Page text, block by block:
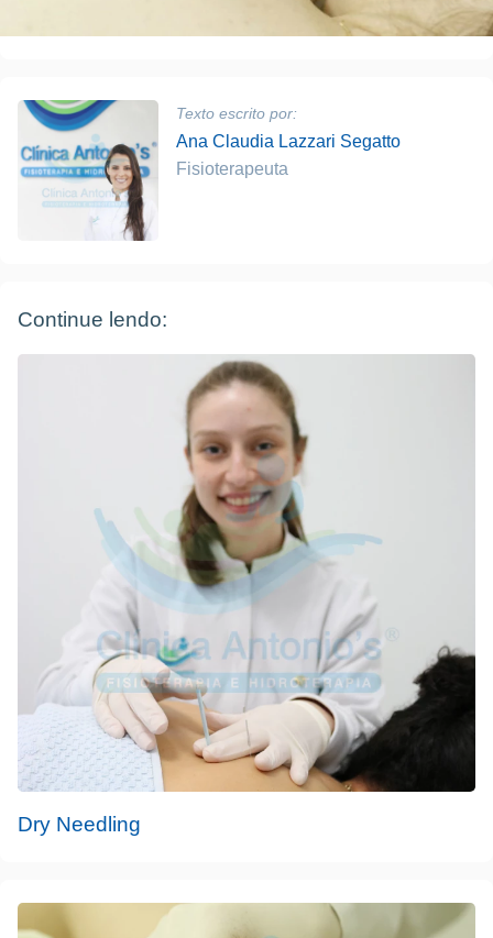
Texto escrito por:
Ana Claudia Lazzari Segatto
Fisioterapeuta
Continue lendo:
Dry Needling